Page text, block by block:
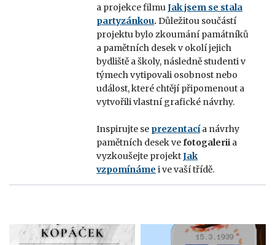
a projekce filmuJak jsem se stala
partyzánkou. Důležitou součástí
projektu bylo zkoumání památníků
a pamětních desek v okolí jejich
bydliště a školy, následně studenti v
týmech vytipovali osobnost nebo
událost, které chtějí připomenout a
vytvořili vlastní grafické návrhy.
Inspirujte se prezentací a návrhy
pamětních desek vefotogalerii a
vyzkoušejte projektJak
vzpomínáme i ve vaší třídě.